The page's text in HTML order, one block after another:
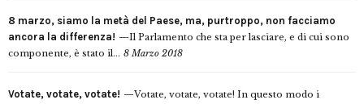
8 marzo, siamo la metà del Paese, ma, purtroppo, non facciamo
ancora la differenza!
Il Parlamento che sta per lasciare, e di cui sono
componente, è stato il... 8 Marzo 2018
Votate, votate, votate!
Votate, votate, votate! In questo modo i